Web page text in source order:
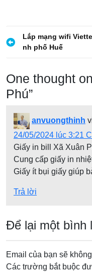
Đ
u
h
ư
v
ế
t
Lắp mạng wifi
nh phố Huế
One thought
Phú”
anvuongthinh
24/05/2024 lúc 3:21
Giấy in bill Xã Xuân
Cung cấp giấy in
Giấy ít bụi giấy giúp
Trả lời
Để lại một bình
Email của bạn sẽ
Các trường bắt buộc